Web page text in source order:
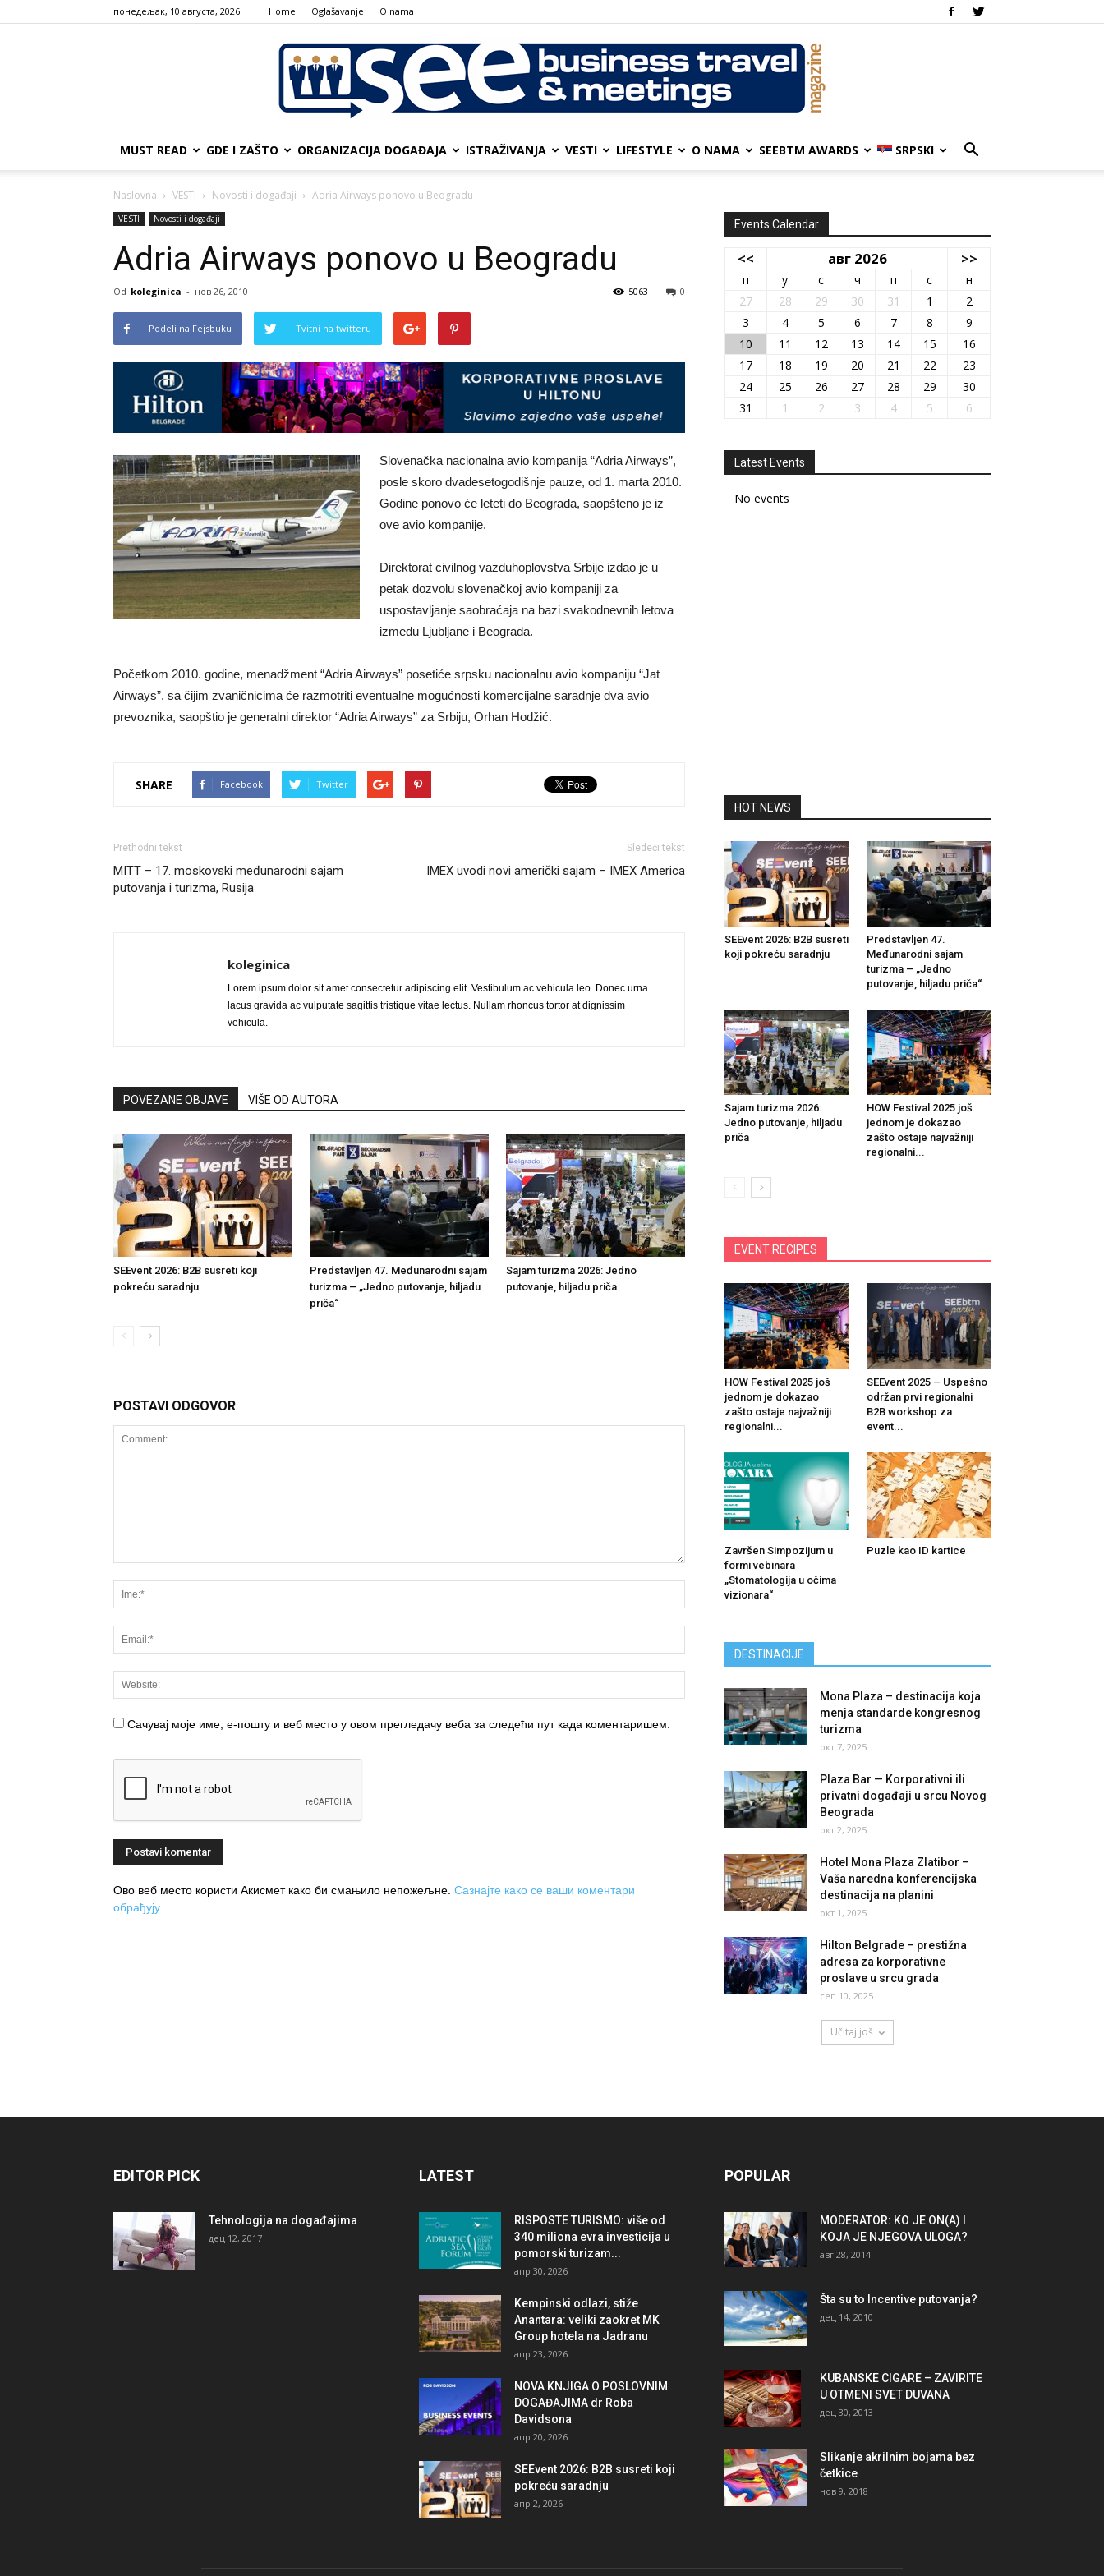
понедељак, 10 августа, 2026 Home Oglašavanje О nama
travel
meetings
magazine
MUST READ GDE I ZAŠTO ORGANIZACIJA DOGAĐAJA ISTRAŽIVANJA VESTI LIFESTYLE О NAMA SEEBTM AWARDS SRPSKI
Naslovna VESTI Novosti i događaji Adria Airways ponovo u Beogradu
VESTI Novosti i događaji
Adria Airways ponovo u Beogradu
Od koleginica - нов 26, 2010 0
5063
Podeli na Fejsbuku Tvitni na twitteru
Slovenačka nacionalna avio kompanija “Adria Airways”,
posle skoro dvadesetogodišnje pauze, od 1. marta 2010.
Godine ponovo će leteti do Beograda, saopšteno je iz
ove avio kompanije.
Direktorat civilnog vazduhoplovstva Srbije izdao je u
petak dozvolu slovenačkoj avio kompaniji za
uspostavljanje saobraćaja na bazi svakodnevnih letova
između Ljubljane i Beograda.
Početkom 2010. godine, menadžment “Adria Airways” posetiće srpsku nacionalnu avio kompaniju “Jat
Airways”, sa čijim zvaničnicima će razmotriti eventualne mogućnosti komercijalne saradnje dva avio
prevoznika, saopštio je generalni direktor “Adria Airways” za Srbiju, Orhan Hodžić.
SHARE Facebook Twitter
Prethodni tekst
MITT – 17. moskovski međunarodni sajam
putovanja i turizma, Rusija
Sledeći tekst
IMEX uvodi novi američki sajam – IMEX America
koleginica
Lorem ipsum dolor sit amet consectetur adipiscing elit. Vestibulum ac vehicula leo. Donec urna
lacus gravida ac vulputate sagittis tristique vitae lectus. Nullam rhoncus tortor at dignissim
vehicula.
POVEZANE OBJAVE VIŠE OD AUTORA
SEEvent 2026: B2B susreti koji
pokreću saradnju
Predstavljen 47. Međunarodni sajam
turizma – „Jedno putovanje, hiljadu
priča“
Sajam turizma 2026: Jedno
putovanje, hiljadu priča
POSTAVI ODGOVOR
Сачувај моје име, е-пошту и веб место у овом прегледачу веба за следећи пут када коментаришем.
Ово веб место користи Акисмет како би смањило непожељне. Сазнајте како се ваши коментари
обрађују.
Events Calendar
<< авг 2026 >>
п у с ч п с
н
27
28 29 30 31 1
2
3
4 5 6 7 8
9
10
11 12 13 14 15
16
17
18 19 20 21 22
23
24
25 26 27 28 29
30
31
1 2 3 4 5 6
Latest Events
No events
HOT NEWS
SEEvent 2026: B2B susreti
koji pokreću saradnju
Predstavljen 47.
Međunarodni sajam
turizma – „Jedno
putovanje, hiljadu priča“
Sajam turizma 2026:
Jedno putovanje, hiljadu
priča
HOW Festival 2025 još
jednom je dokazao
zašto ostaje najvažniji
regionalni...
EVENT RECIPES
HOW Festival 2025 još
jednom je dokazao
zašto ostaje najvažniji
regionalni...
SEEvent 2025 – Uspešno
održan prvi regionalni
B2B workshop za
event...
Završen Simpozijum u
formi vebinara
„Stomatologija u očima
vizionara“
Puzle kao ID kartice
DESTINACIJE
Mona Plaza – destinacija koja
menja standarde kongresnog
turizma
окт 7, 2025
Plaza Bar — Korporativni ili
privatni događaji u srcu Novog
Beograda
окт 2, 2025
Hotel Mona Plaza Zlatibor –
Vaša naredna konferencijska
destinacija na planini
окт 1, 2025
Hilton Belgrade – prestižna
adresa za korporativne
proslave u srcu grada
сеп 10, 2025
Učitaj još
EDITOR PICK
Tehnologija na događajima
дец 12, 2017
LATEST
RISPOSTE TURISMO: više od
340 miliona evra investicija u
pomorski turizam...
апр 30, 2026
Kempinski odlazi, stiže
Anantara: veliki zaokret MK
Group hotela na Jadranu
апр 23, 2026
NOVA KNJIGA O POSLOVNIM
DOGAĐAJIMA dr Roba
Davidsona
апр 20, 2026
SEEvent 2026: B2B susreti koji
pokreću saradnju
апр 2, 2026
POPULAR
MODERATOR: KO JE ON(A) I
KOJA JE NJEGOVA ULOGA?
авг 28, 2014
Šta su to Incentive putovanja?
дец 14, 2010
KUBANSKE CIGARE – ZAVIRITE
U OTMENI SVET DUVANA
дец 30, 2013
Slikanje akrilnim bojama bez
četkice
нов 9, 2018